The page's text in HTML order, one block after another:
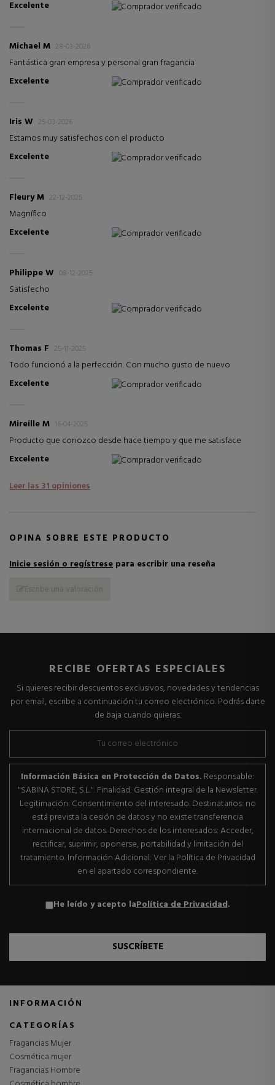
Excelente
Comprador verificado
Michael M 28-03-2026
Fantástica gran empresa y personal gran fragancia
Excelente
Comprador verificado
Iris W 25-03-2026
Estamos muy satisfechos con el producto
Excelente
Comprador verificado
Fleury M 22-12-2025
Magnífico
Excelente
Comprador verificado
Philippe W 08-12-2025
Satisfecho
Excelente
Comprador verificado
Thomas F 25-11-2025
Todo funcionó a la perfección. Con mucho gusto de nuevo
Excelente
Comprador verificado
Mireille M 16-04-2025
Producto que conozco desde hace tiempo y que me satisface
Excelente
Comprador verificado
Leer las 31 opiniones
OPINA SOBRE ESTE PRODUCTO
Inicie sesión o regístrese para escribir una reseña
Escribe una valoración
RECIBE OFERTAS ESPECIALES
Si quieres recibir descuentos exclusivos, novedades y tendencias
por email, escribe a continuación tu correo electrónico. Podrás darte
de baja cuando quieras.
Información Básica en Protección de Datos. Responsable:
"SABINA STORE, S.L.". Finalidad: Gestión integral de la Newsletter.
Legitimación: Consentimiento del interesado. Destinatarios: no
está prevista la cesión de datos y no existe transferencia
internacional de datos. Derechos de los interesados: Acceder,
rectificar, suprimir, oponerse, portabilidad y limitación del
tratamiento. Información Adicional: Ver la Política de Privacidad
en el apartado correspondiente.
He leído y acepto laPolítica de Privacidad.
SUSCRÍBETE
INFORMACIÓN
CATEGORÍAS
Fragancias Mujer
Cosmética mujer
Fragancias Hombre